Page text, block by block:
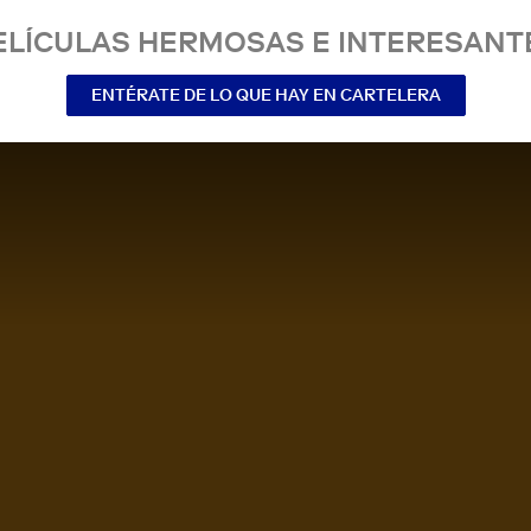
HERMOSAS E
ENTÉRATE DE LO QUE HAY EN CARTELERA